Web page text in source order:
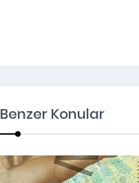
Benzer Konular